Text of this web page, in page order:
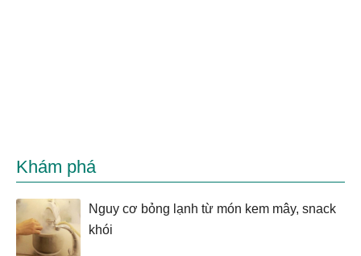
Khám phá
Nguy cơ bỏng lạnh từ món kem mây, snack
khói